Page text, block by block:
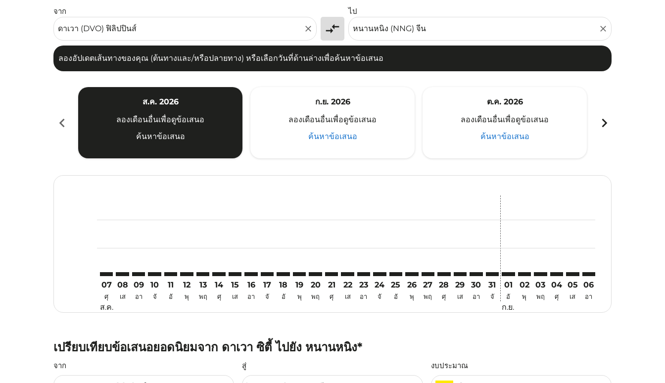
จาก
close compare_arrows
ไป
close
ลองอัปเดตเส้นทางของคุณ (ต้นทางและ/หรือปลายทาง) หรือเลือกวันที่ด้านล่างเพื่อค้นหาข้อเสนอ
chevron_left
ส.ค. 2026
ลองเดือนอื่นเพื่อดูข้อเสนอ
ค้นหาข้อเสนอ
ก.ย. 2026
ลองเดือนอื่นเพื่อดูข้อเสนอ
ค้นหาข้อเสนอ
ต.ค. 2026
ลองเดือนอื่นเพื่อดูข้อเสนอ
ค้นหาข้อเสนอ
chevron_right
07
ศุ
ส.ค.
08
เส
09
อา
10
จั
11
อั
12
พุ
13
พฤ
14
ศุ
15
เส
16
อา
17
จั
18
อั
19
พุ
DVO–NNG: cmp-view-offers-disclaimer. ค้นหาข้อเสนอ
20
พฤ
DVO–NNG: cmp-view-offers-disclaimer. ค้นหาข้อเสนอ
21
ศุ
DVO–NNG: cmp-view-offers-disclaimer. ค้นหาข้อเสนอ
22
เส
DVO–NNG: cmp-view-offers-disclaimer. ค้นหาข้อเสนอ
23
อา
DVO–NNG: cmp-view-offers-disclaimer. ค้นหาข้อเสนอ
24
จั
DVO–NNG: cmp-view-offers-disclaimer. ค้นหาข้อเสนอ
25
อั
DVO–NNG: cmp-view-offers-disclaimer. ค้นหาข้อเสนอ
26
พุ
DVO–NNG: cmp-view-offers-disclaimer. ค้นหาข้อเสนอ
27
พฤ
DVO–NNG: cmp-view-offers-disclaimer. ค้นหาข้อเสนอ
28
ศุ
DVO–NNG: cmp-view-offers-disclaimer. ค้นหาข้อเสนอ
29
เส
DVO–NNG: cmp-view-offers-disclaimer. ค้นหาข้อเสนอ
30
อา
DVO–NNG: cmp-view-offers-disclaimer. ค้นหาข้
31
จั
01
อั
ก.ย.
02
พุ
03
พฤ
04
ศุ
05
เส
06
อา
เปรียบเทียบข้อเสนอยอดนิยมจาก ดาเวา ซิตี้ ไปยัง หนานหนิง*
จาก สู่ งบประมาณ